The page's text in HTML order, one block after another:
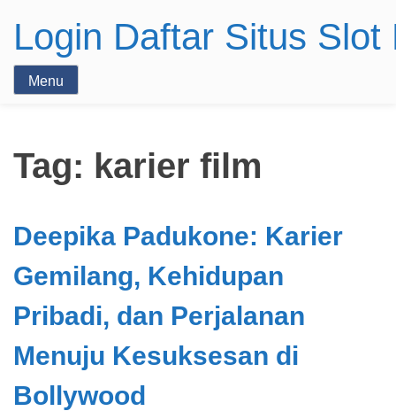
Login Daftar Situs Slot
Menu
Tag: karier film
Deepika Padukone: Karier
Gemilang, Kehidupan
Pribadi, dan Perjalanan
Menuju Kesuksesan di
Bollywood